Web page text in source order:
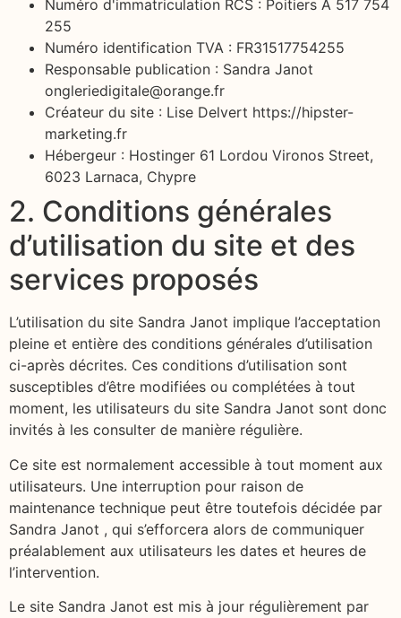
Numéro d'immatriculation RCS : Poitiers A 517 754
255
Numéro identification TVA : FR31517754255
Responsable publication : Sandra Janot
ongleriedigitale@orange.fr
Créateur du site : Lise Delvert https://hipster-
marketing.fr
Hébergeur : Hostinger 61 Lordou Vironos Street,
6023 Larnaca, Chypre
2. Conditions générales
d’utilisation du site et des
services proposés
L’utilisation du site Sandra Janot implique l’acceptation
pleine et entière des conditions générales d’utilisation
ci-après décrites. Ces conditions d’utilisation sont
susceptibles d’être modifiées ou complétées à tout
moment, les utilisateurs du site Sandra Janot sont donc
invités à les consulter de manière régulière.
Ce site est normalement accessible à tout moment aux
utilisateurs. Une interruption pour raison de
maintenance technique peut être toutefois décidée par
Sandra Janot , qui s’efforcera alors de communiquer
préalablement aux utilisateurs les dates et heures de
l’intervention.
Le site Sandra Janot est mis à jour régulièrement par